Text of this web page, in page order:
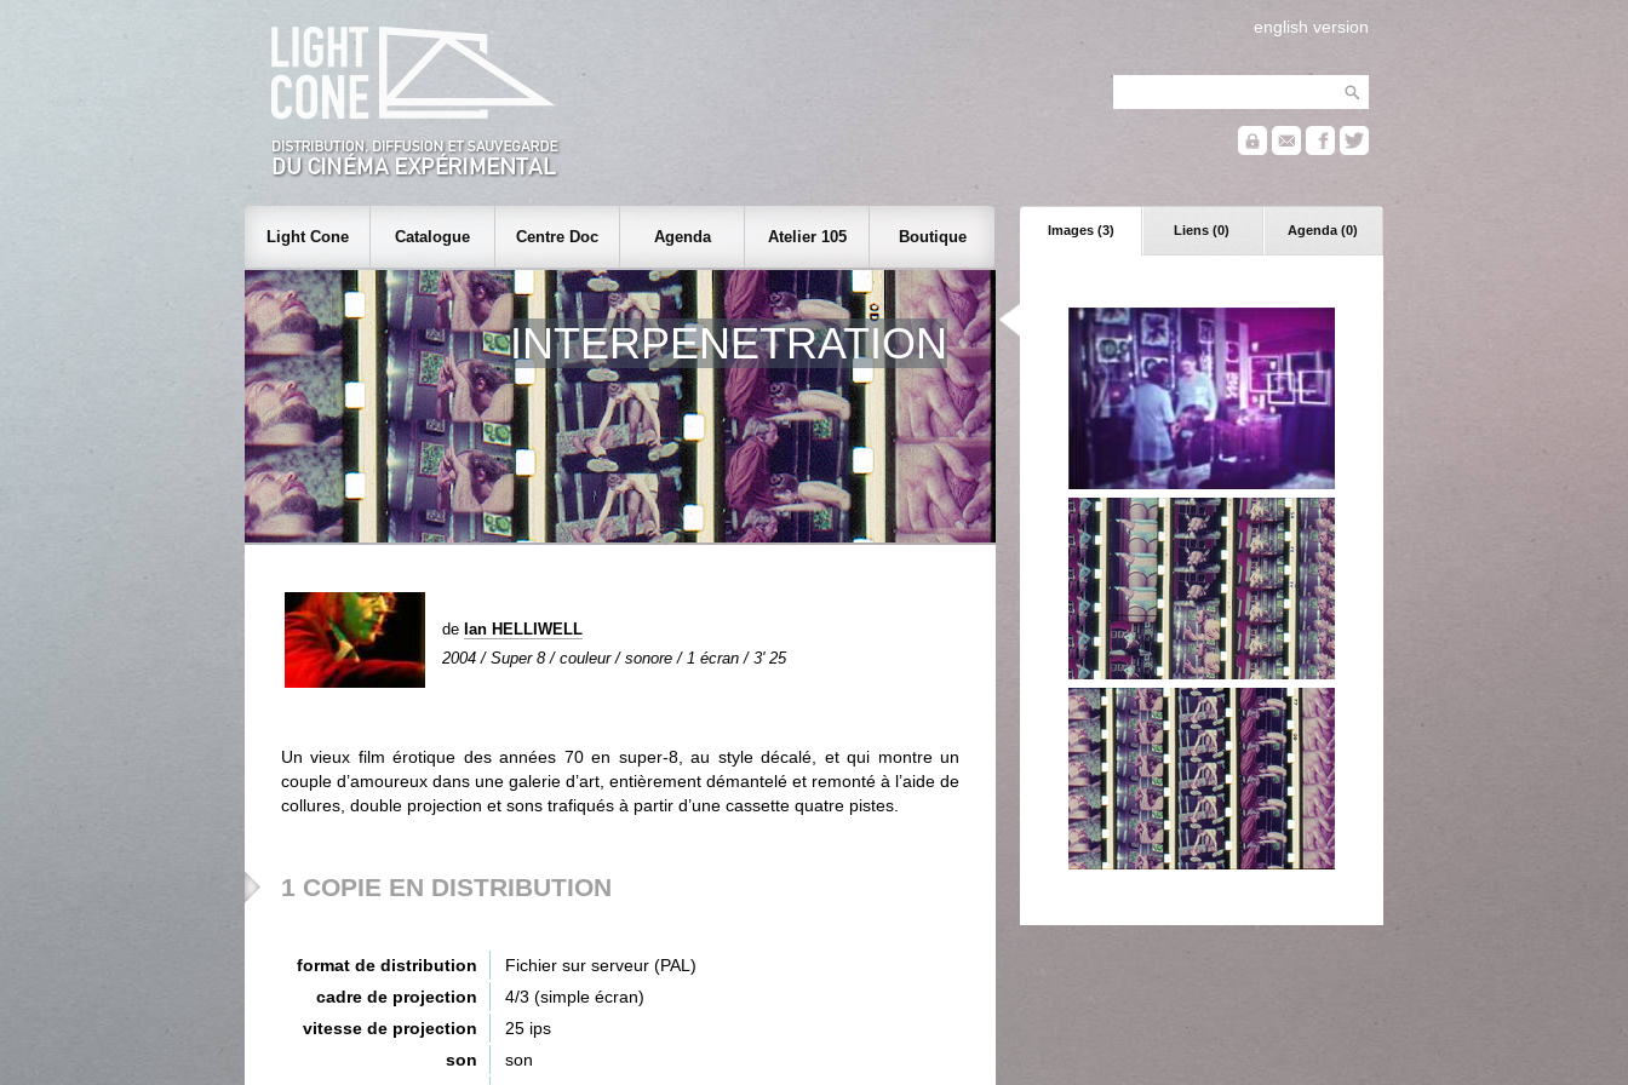
english version
Images (3) Liens (0) Agenda (0)
Light Cone Catalogue Centre Doc Agenda Atelier 105 Boutique
INTERPENETRATION
de Ian HELLIWELL
2004 / Super 8 / couleur / sonore / 1 écran / 3' 25
Un vieux film érotique des années 70 en super-8, au style décalé, et qui montre un
couple d’amoureux dans une galerie d’art, entièrement démantelé et remonté à l’aide de
collures, double projection et sons trafiqués à partir d’une cassette quatre pistes.
1 COPIE EN DISTRIBUTION
format de distribution
Fichier sur serveur (PAL)
cadre de projection
4/3 (simple écran)
vitesse de projection
25 ips
son
son